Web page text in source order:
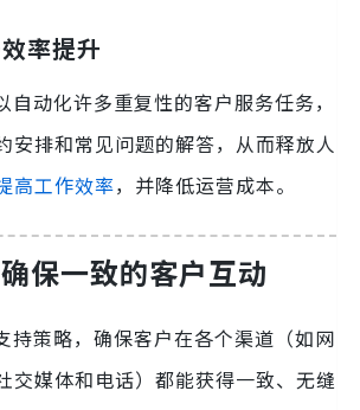
率提升
动化许多重复性的客户服务任务，
安排和常见问题的解答，从而释放人
高工作效率，并降低运营成本。
保一致的客户互动
持策略，确保客户在各个渠道（如网
交媒体和电话）都能获得一致、无缝